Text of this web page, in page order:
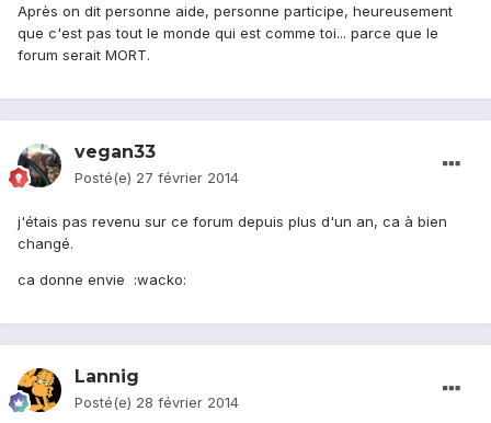
Après on dit personne aide, personne participe, heureusement
que c'est pas tout le monde qui est comme toi... parce que le
forum serait MORT.
vegan33
Posté(e) 27 février 2014
j'étais pas revenu sur ce forum depuis plus d'un an, ca à bien
changé.
ca donne envie :wacko:
Lannig
Posté(e) 28 février 2014